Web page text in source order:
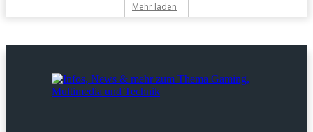
Mehr laden